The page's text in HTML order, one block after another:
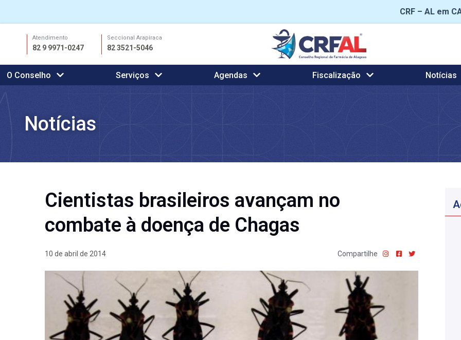
CRF – AL em
conteúdo
Atendimento
82 9 9971-0247
Seccional Arapiraca
82 3521-5046
O Conselho Serviços Agendas Fiscalização Notícias
Notícias
Cientistas brasileiros avançam no
combate à doença de Chagas
10 de abril de 2014 Compartilhe